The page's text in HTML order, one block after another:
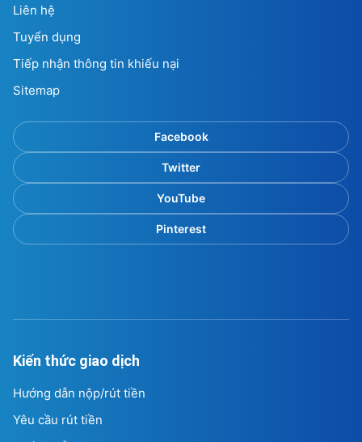
Liên hệ
Tuyển dụng
Tiếp nhận thông tin khiếu nại
Sitemap
Facebook
Twitter
YouTube
Pinterest
Kiến thức giao dịch
Hướng dẫn nộp/rút tiền
Yêu cầu rút tiền